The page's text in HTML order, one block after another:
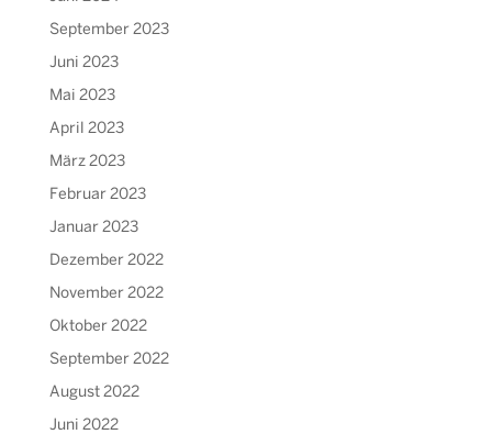
September 2023
Juni 2023
Mai 2023
April 2023
März 2023
Februar 2023
Januar 2023
Dezember 2022
November 2022
Oktober 2022
September 2022
August 2022
Juni 2022